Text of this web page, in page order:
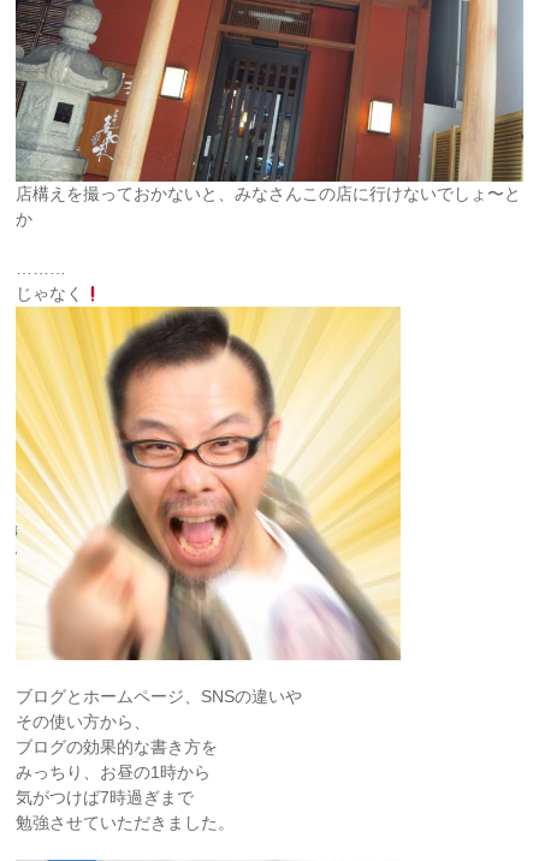
店構えを撮っておかないと、みなさんこの店に行けないでしょ〜と
か
………
じゃなく
ブログとホームページ、SNSの違いや
その使い方から、
ブログの効果的な書き方を
みっちり、お昼の1時から
気がつけば7時過ぎまで
勉強させていただきました。